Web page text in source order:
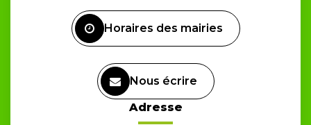
Horaires des mairies
Nous écrire
Adresse